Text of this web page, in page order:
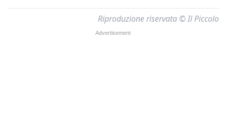
Riproduzione riservata © Il Piccolo